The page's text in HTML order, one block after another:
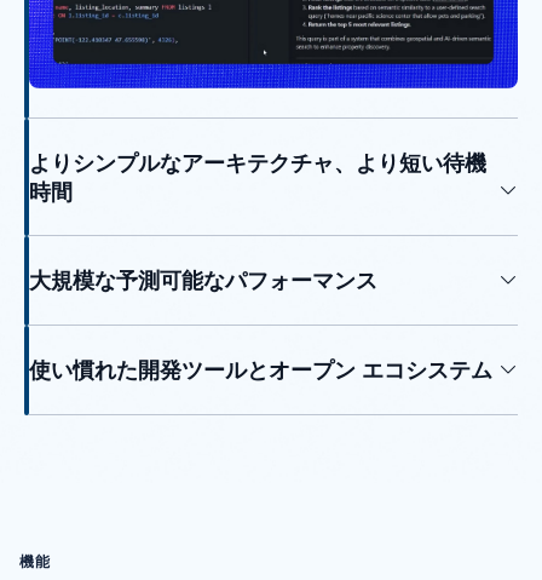
よりシンプルなアーキテクチャ、より短い待機
時間
大規模な予測可能なパフォーマンス
使い慣れた開発ツールとオープン エコシステム
機能